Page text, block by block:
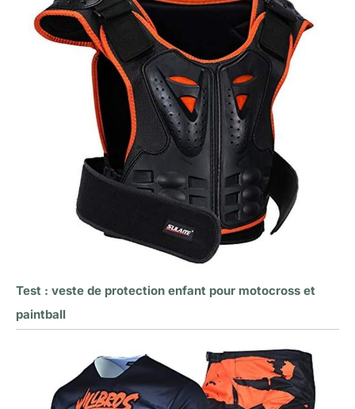
Test : veste de protection enfant pour motocross et
paintball